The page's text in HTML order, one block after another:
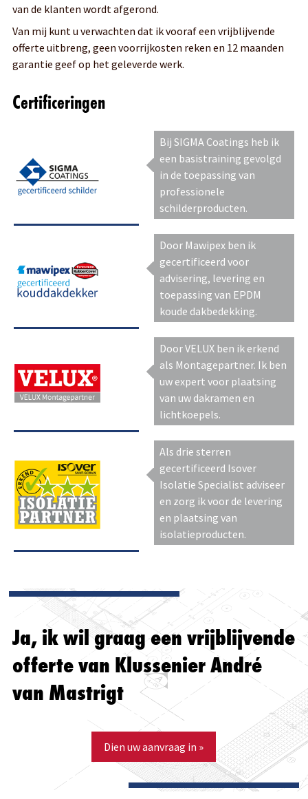
van de klanten wordt afgerond.
Van mij kunt u verwachten dat ik vooraf een vrijblijvende
offerte uitbreng, geen voorrijkosten reken en 12 maanden
garantie geef op het geleverde werk.
Certificeringen
Bij SIGMA Coatings heb ik
een basistraining gevolgd
in de toepassing van
professionele
schilderproducten.
Door Mawipex ben ik
gecertificeerd voor
advisering, levering en
toepassing van EPDM
koude dakbedekking.
Door VELUX ben ik erkend
als Montagepartner. Ik ben
uw expert voor plaatsing
van uw dakramen en
lichtkoepels.
Als drie sterren
gecertificeerd Isover
Isolatie Specialist adviseer
en zorg ik voor de levering
en plaatsing van
isolatieproducten.
Ja, ik wil graag een vrijblijvende
offerte van Klussenier André
van Mastrigt
Dien uw aanvraag in »